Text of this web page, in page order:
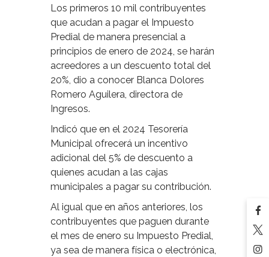
Los primeros 10 mil contribuyentes
que acudan a pagar el Impuesto
Predial de manera presencial a
principios de enero de 2024, se harán
acreedores a un descuento total del
20%, dio a conocer Blanca Dolores
Romero Aguilera, directora de
Ingresos.
Indicó que en el 2024 Tesorería
Municipal ofrecerá un incentivo
adicional del 5% de descuento a
quienes acudan a las cajas
municipales a pagar su contribución.
Al igual que en años anteriores, los
contribuyentes que paguen durante
el mes de enero su Impuesto Predial,
ya sea de manera física o electrónica,